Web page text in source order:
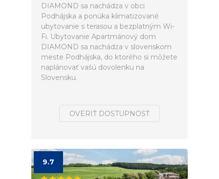
DIAMOND sa nachádza v obci
Podhájska a ponúka klimatizované
ubytovanie s terasou a bezplatným Wi-
Fi. Ubytovanie Apartmánový dom
DIAMOND sa nachádza v slovenskom
meste Podhájska, do ktorého si môžete
naplánovať vašú dovolenku na
Slovensku.
OVERIŤ DOSTUPNOSŤ
9.7